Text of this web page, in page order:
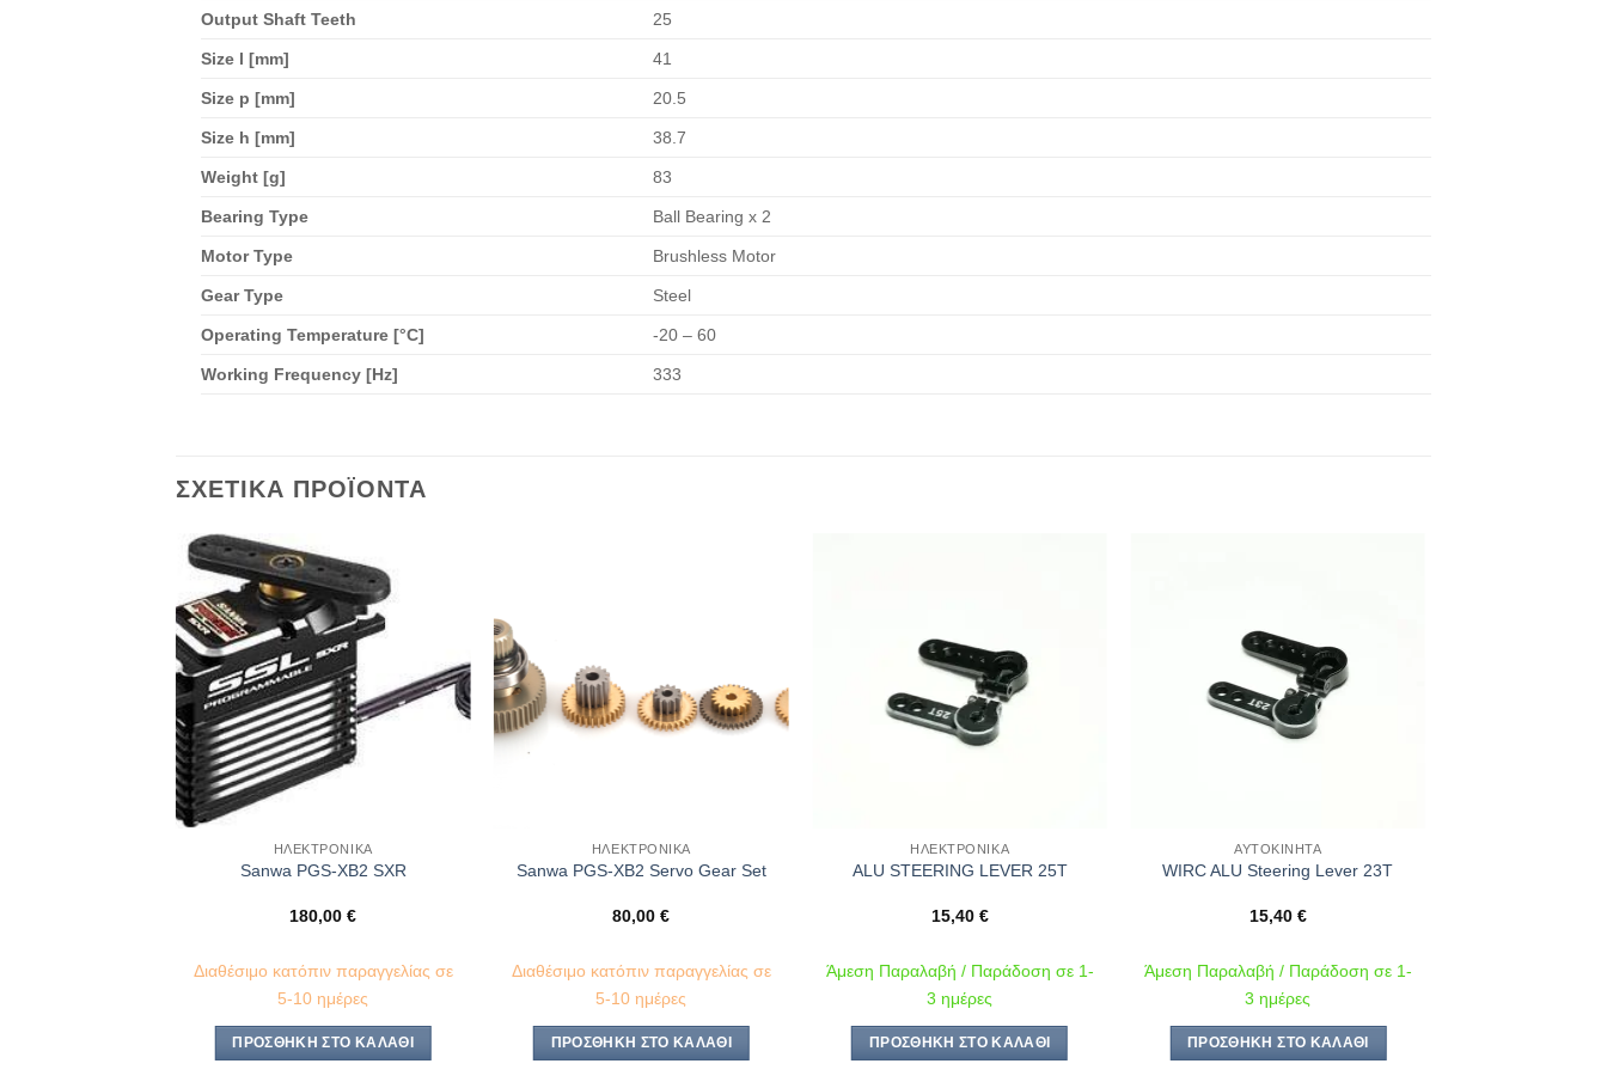
Output Shaft Teeth 25
Size l [mm] 41
Size p [mm] 20.5
Size h [mm] 38.7
Weight [g] 83
Bearing Type Ball Bearing x 2
Motor Type Brushless Motor
Gear Type Steel
Operating Temperature [°C] -20 – 60
Working Frequency [Hz] 333
ΣΧΕΤΙΚΆ ΠΡΟΪΌΝΤΑ
Πρόσθήκη
στην λίστα
επιθυμιών
ΗΛΕΚΤΡΟΝΙΚΆ
Sanwa PGS-XB2 SXR
180,00€
Διαθέσιμο κατόπιν παραγγελίας σε
5-10 ημέρες
ΠΡΟΣΘΉΚΗ ΣΤΟ ΚΑΛΆΘΙ
ΗΛΕΚΤΡΟΝΙΚΆ
Sanwa PGS-XB2 Servo Gear Set
80,00€
Διαθέσιμο κατόπιν παραγγελίας σε
5-10 ημέρες
ΠΡΟΣΘΉΚΗ ΣΤΟ ΚΑΛΆΘΙ
ΗΛΕΚΤΡΟΝΙΚΆ
ALU STEERING LEVER 25T
15,40 €
Άμεση Παραλαβή / Παράδοση σε 1-
3 ημέρες
ΠΡΟΣΘΉΚΗ ΣΤΟ ΚΑΛΆΘΙ
ΑΥΤΟΚΊΝΗΤΑ
WIRC ALU Steering Lever 23T
15,40 €
Άμεση Παραλαβή / Παράδοση σε 1-
3 ημέρες
ΠΡΟΣΘΉΚΗ ΣΤΟ ΚΑΛΆΘΙ